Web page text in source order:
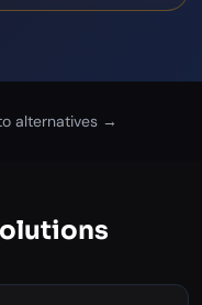
alternatives →